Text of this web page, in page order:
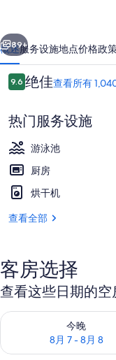
本
的
照
片
库
个 下一个
89+
概述服务设施地点价格政
点
评
9.69.6/10
绝佳查看所有
热门服务设施
游泳池
厨房
烘干机
查看全部
客房选择
查看这些日期的空
今晚
8月 7 - 8月 8
查看今晚的空房情况：8